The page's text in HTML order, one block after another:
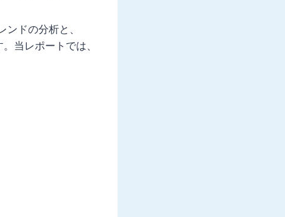
ドの分析と、
当レポートでは、